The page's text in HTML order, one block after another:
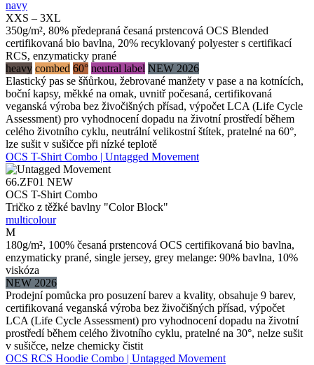
navy
XXS – 3XL
350g/m², 80% předepraná česaná prstencová OCS Blended
certifikovaná bio bavlna, 20% recyklovaný polyester s certifikací
RCS, enzymaticky prané
heavy combed 60° neutral label NEW 2026
Elastický pas se šňůrkou, žebrované manžety v pase a na kotnících,
boční kapsy, měkké na omak, uvnitř počesaná, certifikovaná
veganská výroba bez živočišných přísad, výpočet LCA (Life Cycle
Assessment) pro vyhodnocení dopadu na životní prostředí během
celého životního cyklu, neutrální velikostní štítek, pratelné na 60°,
lze sušit v sušičce při nízké teplotě
OCS T-Shirt Combo | Untagged Movement
66.ZF01 NEW
OCS T-Shirt Combo
Tričko z těžké bavlny "Color Block"
multicolour
M
180g/m², 100% česaná prstencová OCS certifikovaná bio bavlna,
enzymaticky prané, single jersey, grey melange: 90% bavlna, 10%
viskóza
NEW 2026
Prodejní pomůcka pro posuzení barev a kvality, obsahuje 9 barev,
certifikovaná veganská výroba bez živočišných přísad, výpočet
LCA (Life Cycle Assessment) pro vyhodnocení dopadu na životní
prostředí během celého životního cyklu, pratelné na 30°, nelze sušit
v sušičce, nelze chemicky čistit
OCS RCS Hoodie Combo | Untagged Movement